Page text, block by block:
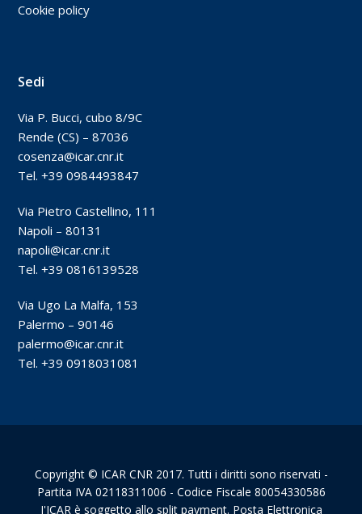
Cookie policy
Sedi
Via P. Bucci, cubo 8/9C
Rende (CS) – 87036
cosenza@icar.cnr.it
Tel. +39 0984493847
Via Pietro Castellino, 111
Napoli – 80131
napoli@icar.cnr.it
Tel. +39 0816139528
Via Ugo La Malfa, 153
Palermo – 90146
palermo@icar.cnr.it
Tel. +39 0918031081
Copyright © ICAR CNR 2017. Tutti i diritti sono riservati -
Partita IVA 02118311006 - Codice Fiscale 80054330586
I'ICAR è soggetto allo split payment. Posta Elettronica